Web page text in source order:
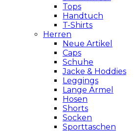
Tops
Handtuch
T-Shirts
Herren
Neue Artikel
Caps
Schuhe
Jacke & Hoddies
Leggings
Lange Ärmel
Hosen
Shorts
Socken
Sporttaschen